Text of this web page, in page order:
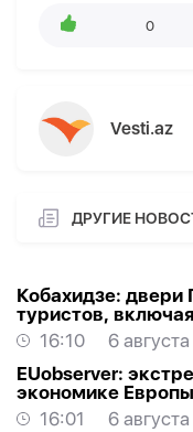
0
Vesti.az
ДРУГИЕ
Кобахидзе: двери
туристов,
16:10
6
EUobserver:
экономике
16:01
6